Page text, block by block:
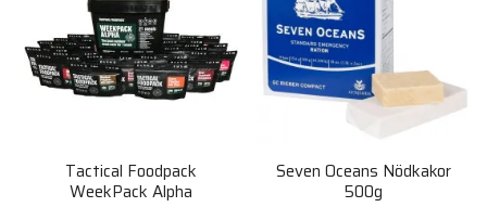
Tactical Foodpack
WeekPack Alpha
Seven Oceans Nödkakor
500g